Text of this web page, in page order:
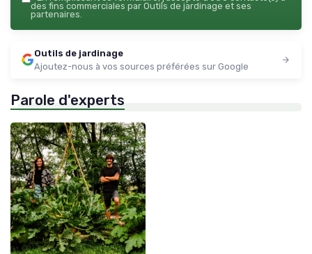
des fins commerciales par Outils de jardinage et ses
partenaires.
Outils de jardinage
Ajoutez-nous à vos sources préférées sur Google
Parole d'experts